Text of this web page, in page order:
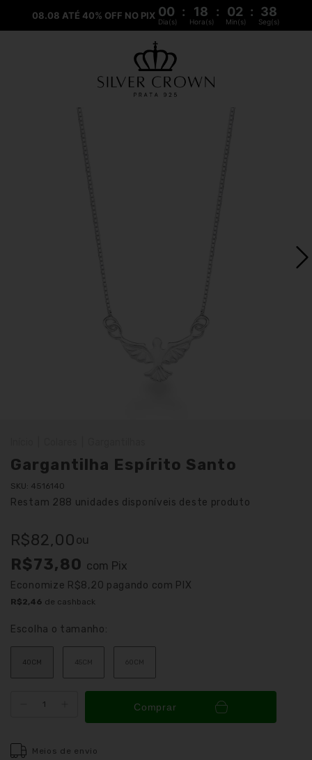
08.08 ATÉ 40% OFF NO PIX 00 : 18 : 02 : 38
Dia(s) Hora(s) Min(s) Seg(s)
Gargantilha Espírito Santo
SKU: 4516140
Restam 288 unidades disponíveis deste produto
R$82,00 ou
R$73,80 com Pix
Economize R$8,20 pagando com PIX
R$2,46 de cashback
Escolha o tamanho:
40CM 45CM 60CM
Comprar
Meios de envio